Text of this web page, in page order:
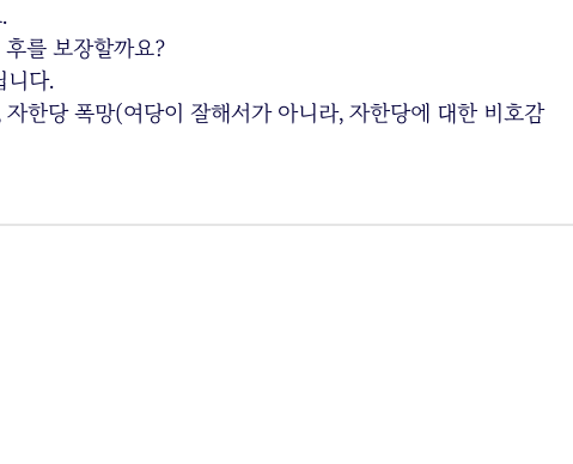
를 보장할까요?
니다.
한당 폭망(여당이 잘해서가 아니라, 자한당에 대한 비호감